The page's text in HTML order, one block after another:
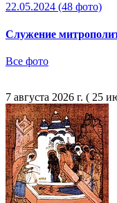
22.05.2024 (48 фото)
Служение
Все фото
7 августа 2026 г. ( 25